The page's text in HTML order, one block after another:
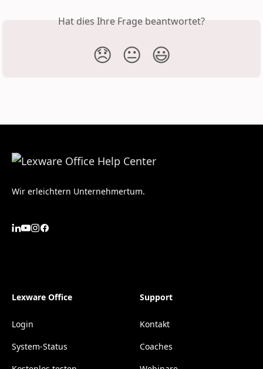
Hat dies Ihre Frage beantwortet?
😞 😐 😃
Wir erleichtern Unternehmertum.
Lexware Office
Login
System-Status
Support
Kontakt
Coaches